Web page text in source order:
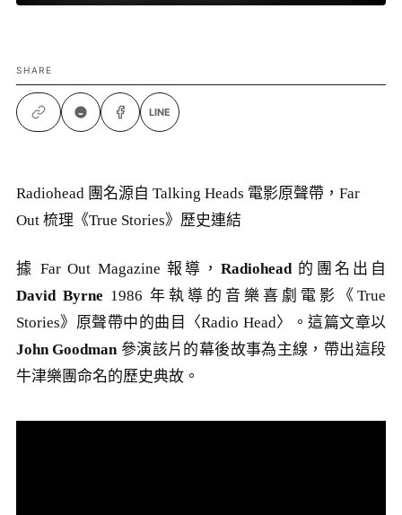
SHARE
LINE
Radiohead 團名源自 Talking Heads 電影原聲帶，Far
Out 梳理《True Stories》歷史連結
據 Far Out Magazine 報導，Radiohead的團名出自
David Byrne 1986 年執導的音樂喜劇電影《True
Stories》原聲帶中的曲目〈Radio Head〉。這篇文章以
John Goodman參演該片的幕後故事為主線，帶出這段
牛津樂團命名的歷史典故。